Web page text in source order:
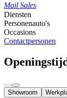
Mail Sales
Diensten
Personenauto's
Occasions
Contactpersonen
Showroom